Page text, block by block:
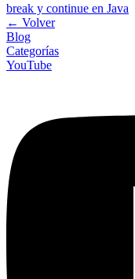
break y continue en Java
← Volver
Blog
Categorías
YouTube